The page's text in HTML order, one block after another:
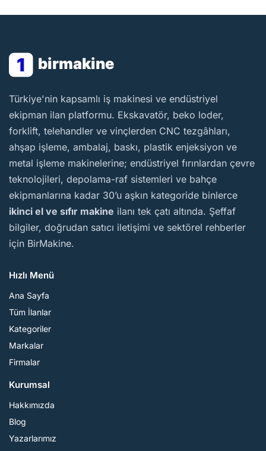
1 birmakine
BirMakine
Türkiye'nin kapsamlı iş makinesi ve endüstriyel
ekipman ilan platformu. Ekskavatör, beko loder,
forklift, telehandler ve vinçlerden CNC tezgâhları,
ahşap işleme, ambalaj, baskı, plastik enjeksiyon ve
metal işleme makinelerine; endüstriyel fırınlardan çevre
teknolojileri, depolama-raf sistemleri ve bahçe
ekipmanlarına kadar 30’u aşkın kategoride binlerce
ikinci el ve sıfır makine ilanı tek çatı altında. Şeffaf
bilgiler, doğrudan satıcı iletişimi ve sektörel rehberler
için BirMakine.
Hızlı Menü
Ana Sayfa
Tüm İlanlar
Kategoriler
Markalar
Firmalar
Kurumsal
Hakkımızda
Blog
Yazarlarımız